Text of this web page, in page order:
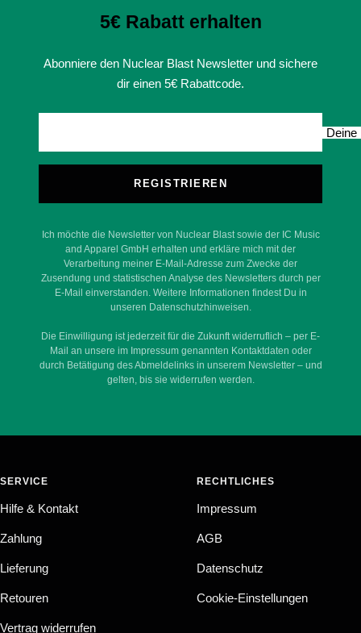
5€ Rabatt erhalten
Abonniere den Nuclear Blast Newsletter und sichere
dir einen 5€ Rabattcode.
Deine
REGISTRIEREN
Ich möchte die Newsletter von Nuclear Blast sowie der IC Music
and Apparel GmbH erhalten und erkläre mich mit der
Verarbeitung meiner E-Mail-Adresse zum Zwecke der
Zusendung und statistischen Analyse des Newsletters durch per
E-Mail einverstanden. Weitere Informationen findest Du in
unseren Datenschutzhinweisen.
Die Einwilligung ist jederzeit für die Zukunft widerruflich – per E-
Mail an unsere im Impressum genannten Kontaktdaten oder
durch Betätigung des Abmeldelinks in unserem Newsletter – und
gelten, bis sie widerrufen werden.
SERVICE
Hilfe & Kontakt
Zahlung
Lieferung
Retouren
Vertrag widerrufen
RECHTLICHES
Impressum
AGB
Datenschutz
Cookie-Einstellungen